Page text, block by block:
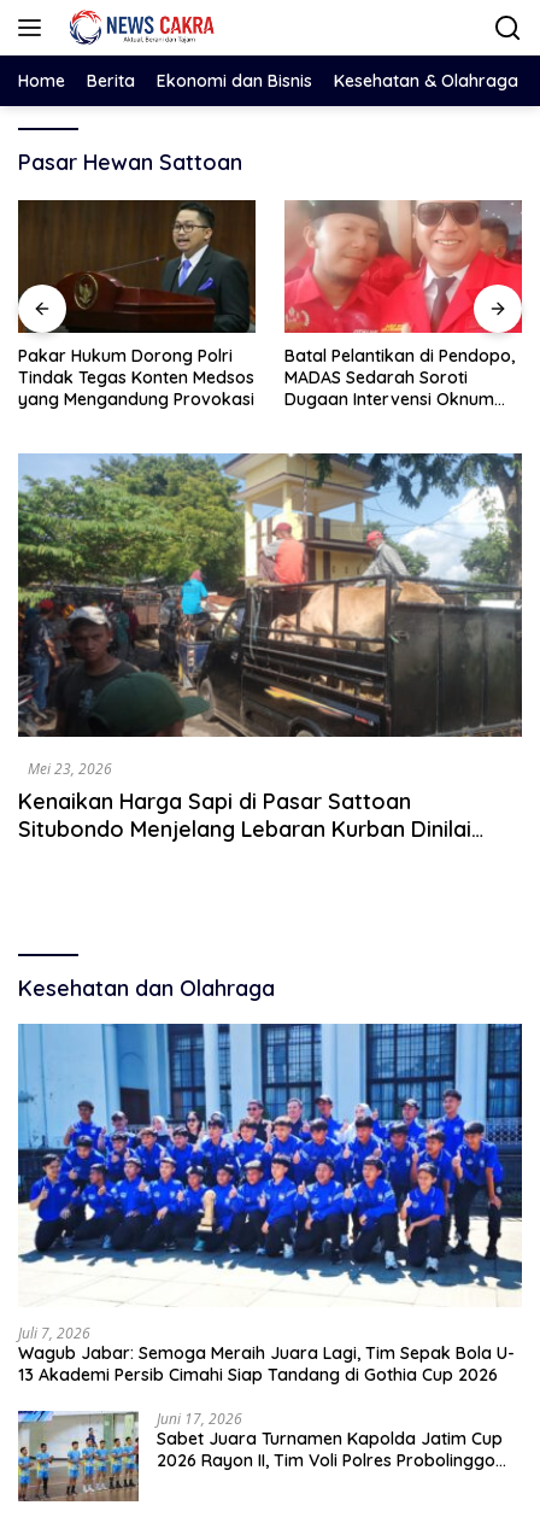
Langsung
Home Berita Ekonomi dan Bisnis Kesehatan & Olahraga
Pasar Hewan Sattoan
Pakar Hukum Dorong Polri
Tindak Tegas Konten Medsos
yang Mengandung Provokasi
Batal Pelantikan di Pendopo,
MADAS Sedarah Soroti
Dugaan Intervensi Oknum
Mei 23, 2026
Kenaikan Harga Sapi di Pasar Sattoan
Situbondo Menjelang Lebaran Kurban Dinilai
Kesehatan dan Olahraga
Juli 7, 2026
Wagub Jabar: Semoga Meraih Juara Lagi, Tim Sepak Bola U-
13 Akademi Persib Cimahi Siap Tandang di Gothia Cup 2026
Juni 17, 2026
Sabet Juara Turnamen Kapolda Jatim Cup
2026 Rayon II, Tim Voli Polres Probolinggo